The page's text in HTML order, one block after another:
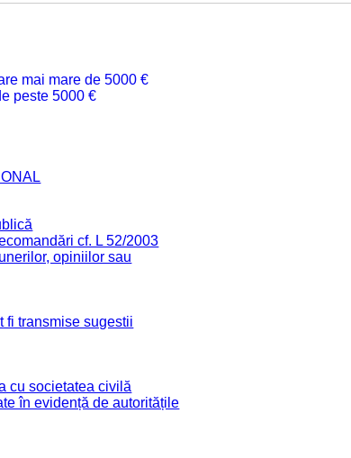
mai mare de 5000 €
peste 5000 €
cf. L 52/2003
opiniilor sau
fi transmise sugestii
cu societatea civilă
în evidență de autoritățile